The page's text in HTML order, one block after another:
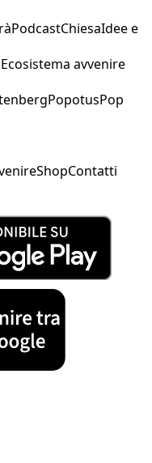
PodcastChiesaIdee e
Ecosistema avvenire
PopotusPop
ShopContatti